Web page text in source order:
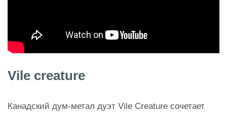
Vile creature
Канадский дум-метал дуэт Vile Creature сочетает